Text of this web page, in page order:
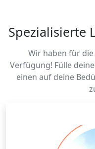
Spezialisierte
Wir haben für
Verfügung! Fülle
einen auf deine